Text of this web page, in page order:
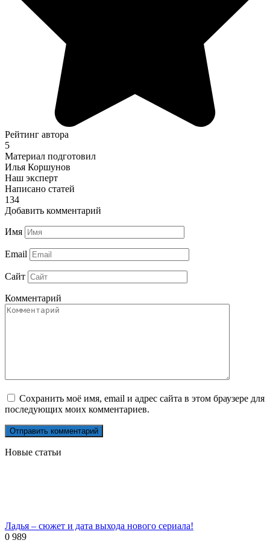
Рейтинг автора
5
Материал подготовил
Илья Коршунов
Наш эксперт
Написано статей
134
Добавить комментарий
Имя
Email
Сайт
Комментарий
Сохранить моё имя, email и адрес сайта в этом браузере для
последующих моих комментариев.
Новые статьи
Ладья – сюжет и дата выхода нового сериала!
0 989